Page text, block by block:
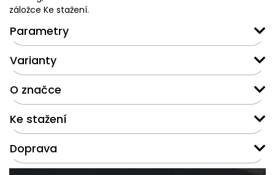
záložce Ke stažení.
Parametry
Varianty
O značce
Ke stažení
Doprava